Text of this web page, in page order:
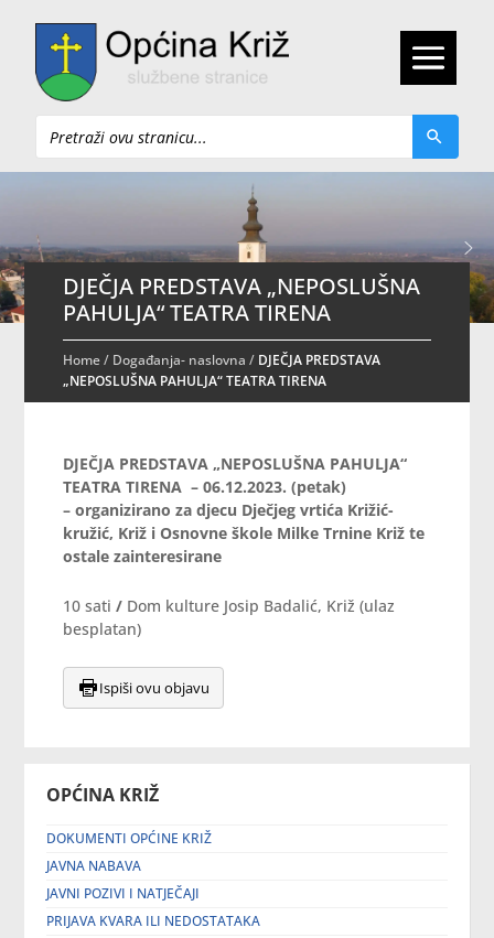
Pretraži
OPĆINA KRIŽ
DOKUMENTI OPĆINE KRIŽ
JAVNA NABAVA
JAVNI POZIVI I NATJEČAJI
PRIJAVA KVARA ILI NEDOSTATAKA
DJEČJA PREDSTAVA „NEPOSLUŠNA
PAHULJA“ TEATRA TIRENA
Home/ Događanja- naslovna / DJEČJA PREDSTAVA
„NEPOSLUŠNA PAHULJA“ TEATRA TIRENA
DJEČJA PREDSTAVA „NEPOSLUŠNA PAHULJA“
TEATRA TIRENA –06.12.2023. (petak)
– organizirano za djecu Dječjeg vrtića Križić-
kružić, Križ i Osnovne škole Milke Trnine Križ te
ostale zainteresirane
10 sati/ Dom kulture Josip Badalić, Križ (ulaz
besplatan)
Ispiši ovu objavu